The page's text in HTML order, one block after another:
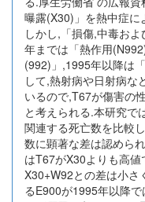
曝露(X30)」を熱中症に
しかし,「損傷,中毒お
年までは「熱作用
(992)」,1995年以降は
して,熱射病や日射病な
いるので,T67が傷害の
と考えられる.本研究で
関連する死亡数を比較
数に顕著な差は認めら
はT67がX30よりも高
X30+W92との差は小さ
るE900が1995年以降